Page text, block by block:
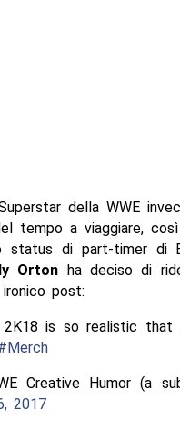
della WWE
tempo a viaggiare,
status di part-timer di
Orton ha deciso di
post:
2K18 is so realistic
Creative Humor (a
2017